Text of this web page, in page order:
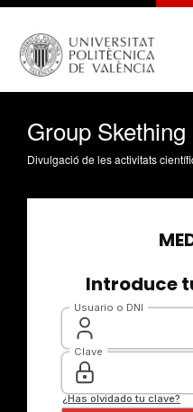
Group Skething